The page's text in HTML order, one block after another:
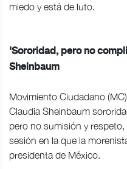
miedo y está de luto.
'Sororidad, pero no
Sheinbaum
Movimiento Ciudadano
Claudia Sheinbaum
pero no sumisión y
sesión en la que la
presidenta de México.